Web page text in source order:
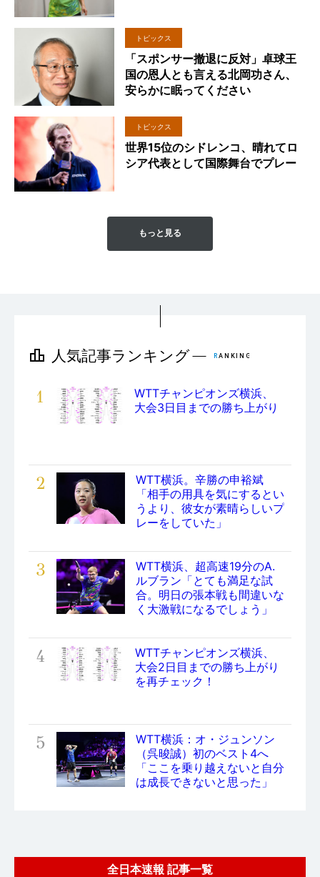
トピックス
「スポンサー撤退に反対」卓球王
国の恩人とも言える北岡功さん、
安らかに眠ってください
トピックス
世界15位のシドレンコ、晴れてロ
シア代表として国際舞台でプレー
もっと見る
1
WTTチャンピオンズ横浜、
大会3日目までの勝ち上がり
2
WTT横浜。辛勝の申裕斌
「相手の用具を気にするとい
うより、彼女が素晴らしいプ
レーをしていた」
3
WTT横浜、超高速19分のA.
ルブラン「とても満足な試
合。明日の張本戦も間違いな
く大激戦になるでしょう」
4
WTTチャンピオンズ横浜、
大会2日目までの勝ち上がり
を再チェック！
5
WTT横浜：オ・ジュンソン
（呉晙誠）初のベスト4へ
「ここを乗り越えないと自分
は成長できないと思った」
全日本速報 記事一覧